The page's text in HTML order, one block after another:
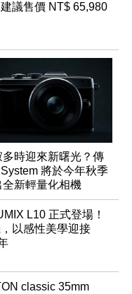
議售價 NT$ 65,980
多時迎來新曙光？傳
將於今年秋季
全新輕量化相機
L10 正式登場！
以感性美學迎接
classic 35mm